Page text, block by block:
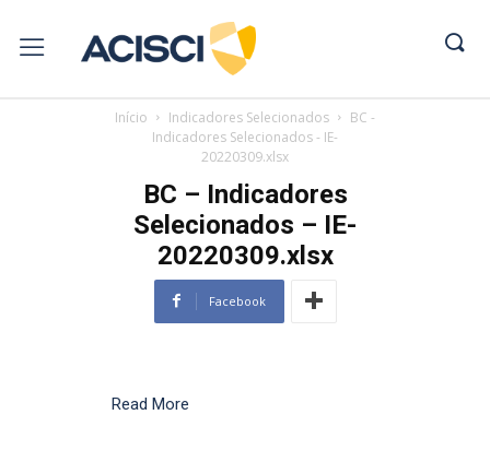
Início Indicadores Selecionados
BC -
Indicadores Selecionados - IE-
20220309.xlsx
BC – Indicadores
Selecionados – IE-
20220309.xlsx
Facebook
Read More